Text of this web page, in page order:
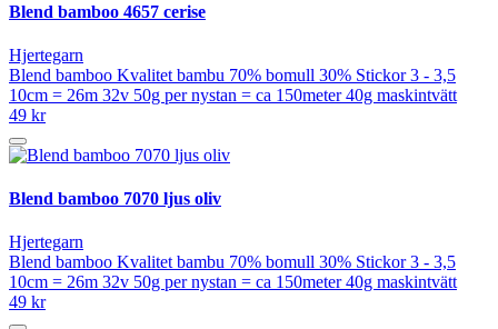
Blend bamboo 4657 cerise
Hjertegarn
Blend bamboo Kvalitet bambu 70% bomull 30% Stickor 3 - 3,5
10cm = 26m 32v 50g per nystan = ca 150meter 40g maskintvätt
49 kr
Blend bamboo 7070 ljus oliv
Hjertegarn
Blend bamboo Kvalitet bambu 70% bomull 30% Stickor 3 - 3,5
10cm = 26m 32v 50g per nystan = ca 150meter 40g maskintvätt
49 kr